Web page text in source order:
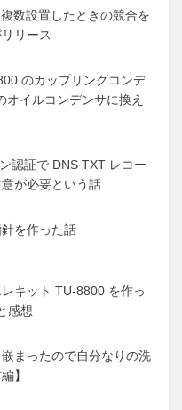
数設置したときの競合を
リース
のカップリングコンデ
オイルコンデンサに換え
認証で DNS TXT レコー
が必要という話
を作った話
キット TU-8800 を作っ
感想
まったので自分なりの洗
】